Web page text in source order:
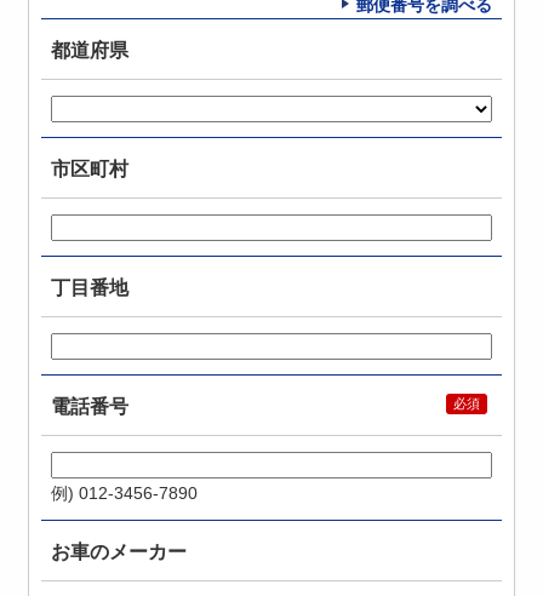
郵便番号を調べる
都道府県
市区町村
丁目番地
電話番号
例) 012-3456-7890
お車のメーカー